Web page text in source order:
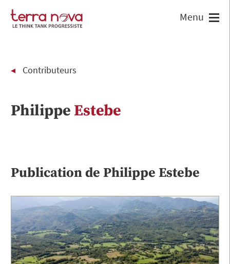
Contributeurs
Philippe Estebe
Publication de Philippe Estebe